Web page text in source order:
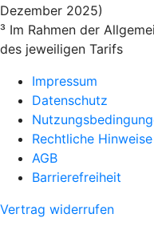
Dezember 2025)
³ Im Rahmen der
des jeweiligen Tarifs
Impressum
Datenschutz
Rechtliche Hinweise
AGB
Barrierefreiheit
Vertrag widerrufen